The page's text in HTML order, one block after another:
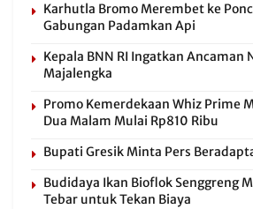
Karhutla Bromo Merembet ke
Gabungan Padamkan Api
Kepala BNN RI Ingatkan Ancaman
Majalengka
Promo Kemerdekaan Whiz Prime
Dua Malam Mulai Rp810 Ribu
Bupati Gresik Minta Pers
Budidaya Ikan Bioflok Senggreng
Tebar untuk Tekan Biaya